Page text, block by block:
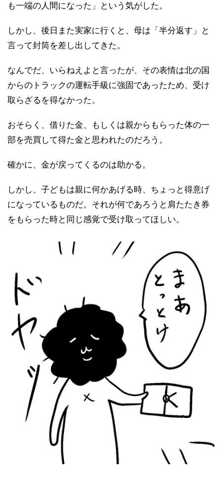
も一端の人間になった」という気がした。
しかし、後日また実家に行くと、母は「半分返す」と
言って封筒を差し出してきた。
なんでだ、いらねえよと言ったが、その表情は北の国
からのトラックの運転手級に強固であったため、受け
取らざるを得なかった。
おそらく、借りた金、もしくは親からもらった体の一
部を売買して得た金と思われたのだろう。
確かに、金が戻ってくるのは助かる。
しかし、子どもは親に何かあげる時、ちょっと得意げ
になっているものだ。それが何であろうと肩たたき券
をもらった時と同じ感覚で受け取ってほしい。